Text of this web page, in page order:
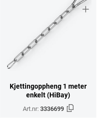
Kjettingoppheng 1 meter
enkelt (HiBay)
Art.nr:3336699